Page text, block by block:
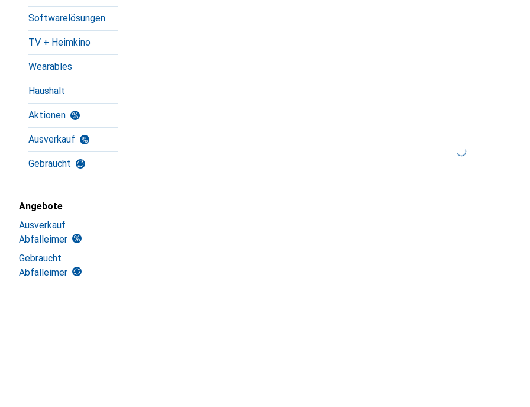
Softwarelösungen
TV + Heimkino
Wearables
Haushalt
Aktionen
Ausverkauf
Gebraucht
Angebote
Ausverkauf
Abfalleimer
Gebraucht
Abfalleimer